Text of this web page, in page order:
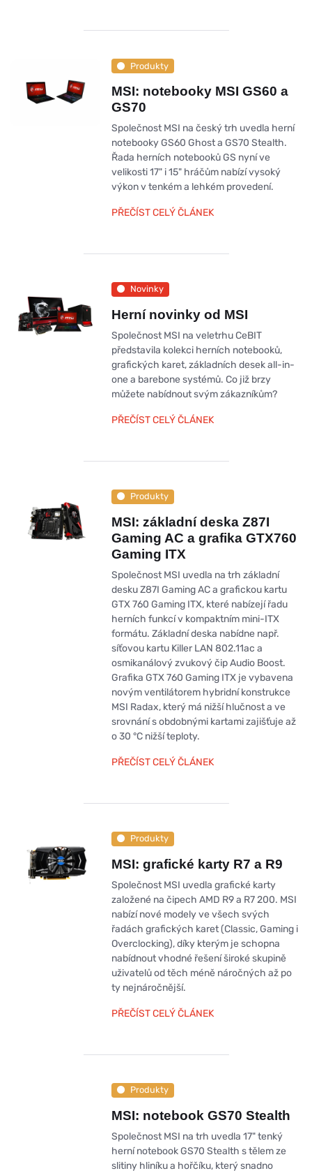
Produkty
MSI: notebooky MSI GS60 a
GS70
Společnost MSI na český trh uvedla herní
notebooky GS60 Ghost a GS70 Stealth.
Řada herních notebooků GS nyní ve
velikosti 17" i 15" hráčům nabízí vysoký
výkon v tenkém a lehkém provedení.
PŘEČÍST CELÝ ČLÁNEK
Novinky
Herní novinky od MSI
Společnost MSI na veletrhu CeBIT
představila kolekci herních notebooků,
grafických karet, základních desek all-in-
one a barebone systémů. Co již brzy
můžete nabídnout svým zákazníkům?
PŘEČÍST CELÝ ČLÁNEK
Produkty
MSI: základní deska Z87I
Gaming AC a grafika GTX760
Gaming ITX
Společnost MSI uvedla na trh základní
desku Z87I Gaming AC a grafickou kartu
GTX 760 Gaming ITX, které nabízejí řadu
herních funkcí v kompaktním mini-ITX
formátu. Základní deska nabídne např.
síťovou kartu Killer LAN 802.11ac a
osmikanálový zvukový čip Audio Boost.
Grafika GTX 760 Gaming ITX je vybavena
novým ventilátorem hybridní konstrukce
MSI Radax, který má nižší hlučnost a ve
srovnání s obdobnými kartami zajišťuje až
o 30 °C nižší teploty.
PŘEČÍST CELÝ ČLÁNEK
Produkty
MSI: grafické karty R7 a R9
Společnost MSI uvedla grafické karty
založené na čipech AMD R9 a R7 200. MSI
nabízí nové modely ve všech svých
řadách grafických karet (Classic, Gaming i
Overclocking), díky kterým je schopna
nabídnout vhodné řešení široké skupině
uživatelů od těch méně náročných až po
ty nejnáročnější.
PŘEČÍST CELÝ ČLÁNEK
Produkty
MSI: notebook GS70 Stealth
Společnost MSI na trh uvedla 17" tenký
herní notebook GS70 Stealth s tělem ze
slitiny hliníku a hořčíku, který snadno